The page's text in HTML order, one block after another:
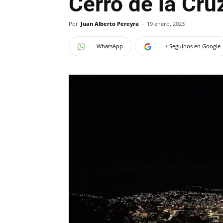
Por Juan Alberto Pereyra - 19 enero, 2023
WhatsApp + Seguinos en Google